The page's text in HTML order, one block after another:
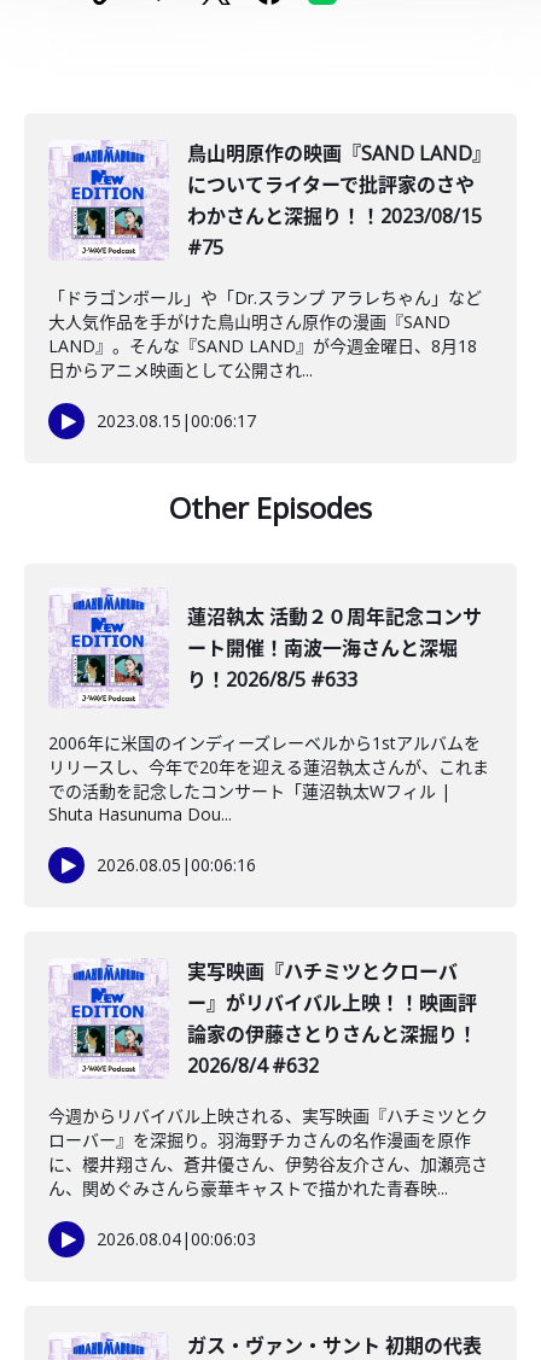
鳥山明原作の映画『SAND LAND』
についてライターで批評家のさや
わかさんと深掘り！！2023/08/15
#75
「ドラゴンボール」や「Dr.スランプ アラレちゃん」など
大人気作品を手がけた鳥山明さん原作の漫画『SAND
LAND』。そんな『SAND LAND』が今週金曜日、8月18
日からアニメ映画として公開され...
2023.08.15 |00:06:17
Other Episodes
蓮沼執太 活動２０周年記念コンサ
ート開催！南波一海さんと深堀
り！2026/8/5 #633
2006年に米国のインディーズレーベルから1stアルバムを
リリースし、今年で20年を迎える蓮沼執太さんが、これま
での活動を記念したコンサート「蓮沼執太Wフィル |
Shuta Hasunuma Dou...
2026.08.05 |00:06:16
️実写映画『ハチミツとクローバ
ー』がリバイバル上映！！映画評
論家の伊藤さとりさんと深掘り！
2026/8/4 #632
今週からリバイバル上映される、実写映画『ハチミツとク
ローバー』を深掘り。羽海野チカさんの名作漫画を原作
に、櫻井翔さん、蒼井優さん、伊勢谷友介さん、加瀬亮さ
ん、関めぐみさんら豪華キャストで描かれた青春映...
2026.08.04|00:06:03
ガス・ヴァン・サント 初期の代表